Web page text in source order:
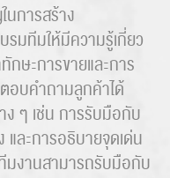
การสร้าง
มทีมให้มีความรู้เกี่ยว
ษะการขายและการ
อบคำถามลูกค้าได้
ๆ เช่น การรับมือกับ
และการอธิบายจุดเด่น
มงานสามารถรับมือกับ